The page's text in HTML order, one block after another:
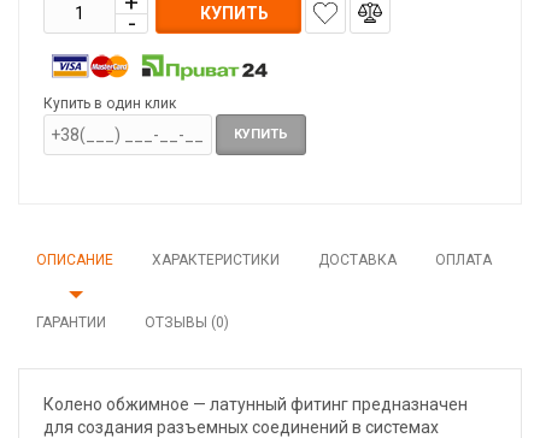
КУПИТЬ
Купить в один клик
КУПИТЬ
ОПИСАНИЕ ХАРАКТЕРИСТИКИ ДОСТАВКА ОПЛАТА
ГАРАНТИИ ОТЗЫВЫ (0)
Колено обжимное — латунный фитинг предназначен
для создания разъемных соединений в системах